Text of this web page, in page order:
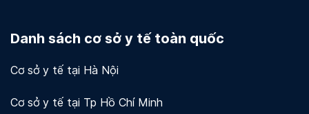
dụng mã hóa và các biện pháp bảo mật khác để
Danh sách cơ sở y tế toàn quốc
Cơ sở y tế tại Hà Nội
Cơ sở y tế tại Tp Hồ Chí Minh